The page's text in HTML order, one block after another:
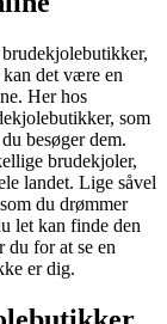
det være en
Her hos
som
besøger dem.
brudekjoler,
landet. Lige såvel
du drømmer
let kan finde den
du for at se en
er dig.